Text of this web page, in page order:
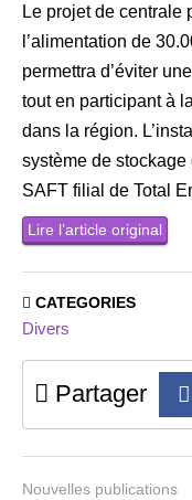
Le projet de centrale
l’alimentation de
permettra d’éviter
tout en participant à
dans la région.
système de stockage
SAFT filial de Total
Lire l’article original
CATEGORIES
Divers
Partager
Nouvelles publications